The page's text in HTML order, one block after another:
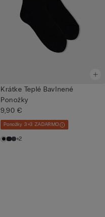
Krátke Teplé Bavlnené
Ponožky
9,90 €
Ponožky 3+3 ZADARMO
+2